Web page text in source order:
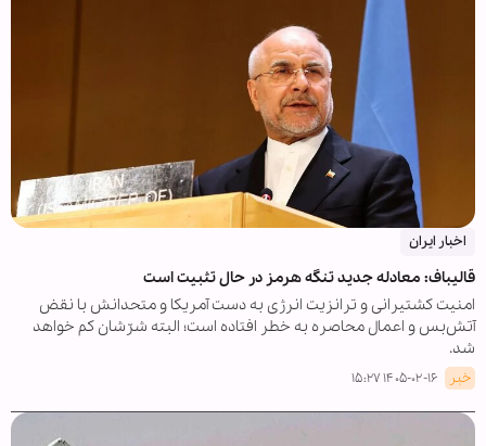
اخبار ایران
قالیباف: معادله جدید تنگه هرمز در حال تثبیت است
امنیت کشتیرانی و ترانزیت انرژی به دست آمریکا و متحدانش با نقض
آتش‌بس و اعمال محاصره به خطر افتاده است؛ البته شرّشان کم خواهد
شد.
خبر ۱۴۰۵-۰۲-۱۶ ۱۵:۲۷